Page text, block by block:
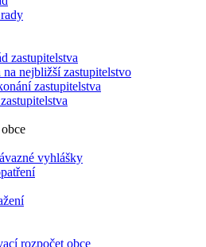
zastupitelstva
na nejbližší zastupitelstvo
zastupitelstva
vyhlášky
rozpočet obce